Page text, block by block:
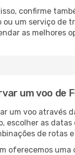
confirme
ou um serviço de
as melhores
um voo de
um voo através
escolher as
de rotas e
oferecemos uma